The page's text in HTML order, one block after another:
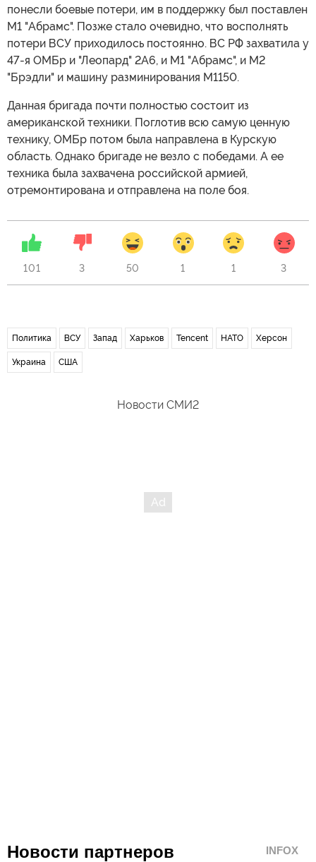
понесли боевые потери, им в поддержку был поставлен
M1 "Абрамс". Позже стало очевидно, что восполнять
потери ВСУ приходилось постоянно. ВС РФ захватила у
47-я ОМБр и "Леопард" 2A6, и M1 "Абрамс", и M2
"Брэдли" и машину разминирования M1150.
Данная бригада почти полностью состоит из
американской техники. Поглотив всю самую ценную
технику, ОМБр потом была направлена в Курскую
область. Однако бригаде не везло с победами. А ее
техника была захвачена российской армией,
отремонтирована и отправлена на поле боя.
101 3 50 1 1 3
Политика ВСУ Запад Харьков Tencent НАТО Херсон
Украина США
Новости СМИ2
Новости партнеров INFOX